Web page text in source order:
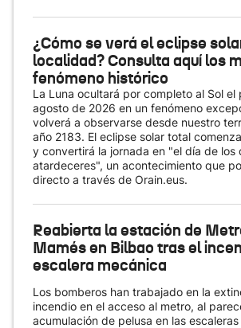
¿Cómo se verá el eclipse
localidad? Consulta aquí los
fenómeno histórico
La Luna ocultará por completo al Sol el
agosto de 2026 en un fenómeno
volverá a observarse desde nuestro
año 2183. El eclipse solar total
y convertirá la jornada en "el día de los
atardeceres", un acontecimiento que
directo a través de Orain.eus.
Reabierta la estación de
Mamés en Bilbao tras el
escalera mecánica
Los bomberos han trabajado en la
incendio en el acceso al metro, al
acumulación de pelusa en las